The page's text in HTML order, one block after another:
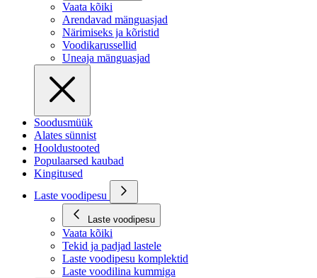
Vaata kõiki
Arendavad mänguasjad
Närimiseks ja kõristid
Voodikarussellid
Uneaja mänguasjad
Soodusmüük
Alates sünnist
Hooldustooted
Populaarsed kaubad
Kingitused
Laste voodipesu
Laste voodipesu
Vaata kõiki
Tekid ja padjad lastele
Laste voodipesu komplektid
Laste voodilina kummiga